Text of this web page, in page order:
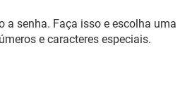
a senha. Faça isso e escolha uma
e caracteres especiais.